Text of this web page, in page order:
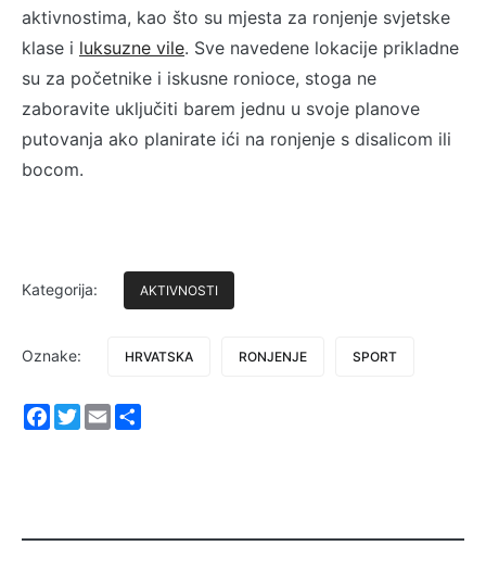
aktivnostima, kao što su mjesta za ronjenje svjetske
klase i luksuzne vile. Sve navedene lokacije prikladne
su za početnike i iskusne ronioce, stoga ne
zaboravite uključiti barem jednu u svoje planove
putovanja ako planirate ići na ronjenje s disalicom ili
bocom.
Kategorija: AKTIVNOSTI
Oznake: HRVATSKA RONJENJE SPORT
Facebook
TwitterEmail